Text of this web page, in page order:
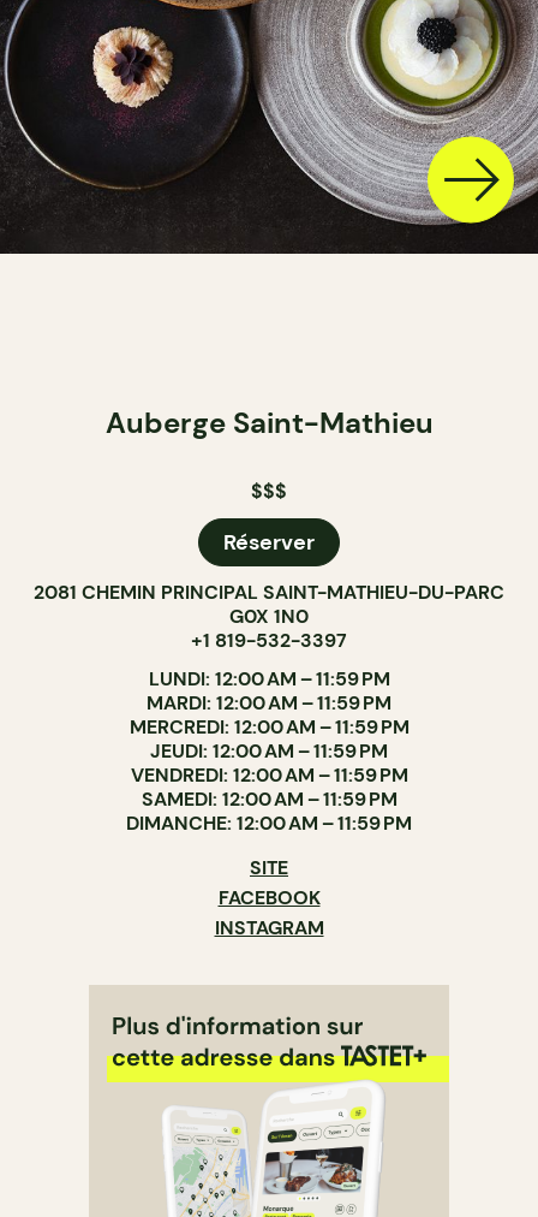
Auberge Saint-Mathieu
$$$
Réserver
2081 CHEMIN PRINCIPAL SAINT-MATHIEU-DU-PARC
G0X 1N0
+1 819-532-3397
LUNDI: 12:00 AM – 11:59 PM
MARDI: 12:00 AM – 11:59 PM
MERCREDI: 12:00 AM – 11:59 PM
JEUDI: 12:00 AM – 11:59 PM
VENDREDI: 12:00 AM – 11:59 PM
SAMEDI: 12:00 AM – 11:59 PM
DIMANCHE: 12:00 AM – 11:59 PM
SITE
FACEBOOK
INSTAGRAM